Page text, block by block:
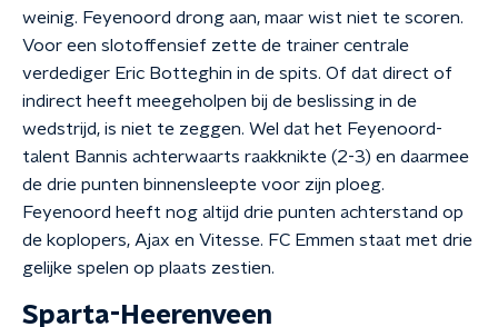
weinig. Feyenoord drong aan, maar wist niet te scoren.
Voor een slotoffensief zette de trainer centrale
verdediger Eric Botteghin in de spits. Of dat direct of
indirect heeft meegeholpen bij de beslissing in de
wedstrijd, is niet te zeggen. Wel dat het Feyenoord-
talent Bannis achterwaarts raakknikte (2-3) en daarmee
de drie punten binnensleepte voor zijn ploeg.
Feyenoord heeft nog altijd drie punten achterstand op
de koplopers, Ajax en Vitesse. FC Emmen staat met drie
gelijke spelen op plaats zestien.
Sparta-Heerenveen